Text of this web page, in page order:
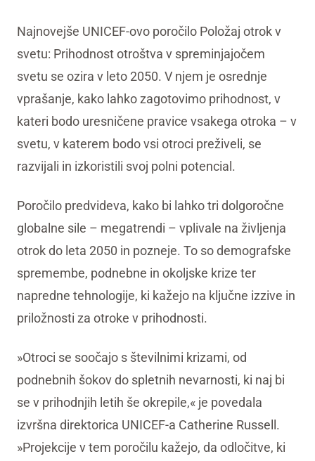
Najnovejše UNICEF-ovo poročilo Položaj otrok v
svetu: Prihodnost otroštva v spreminjajočem
svetu se ozira v leto 2050. V njem je osrednje
vprašanje, kako lahko zagotovimo prihodnost, v
kateri bodo uresničene pravice vsakega otroka – v
svetu, v katerem bodo vsi otroci preživeli, se
razvijali in izkoristili svoj polni potencial.
Poročilo predvideva, kako bi lahko tri dolgoročne
globalne sile – megatrendi – vplivale na življenja
otrok do leta 2050 in pozneje. To so demografske
spremembe, podnebne in okoljske krize ter
napredne tehnologije, ki kažejo na ključne izzive in
priložnosti za otroke v prihodnosti.
»Otroci se soočajo s številnimi krizami, od
podnebnih šokov do spletnih nevarnosti, ki naj bi
se v prihodnjih letih še okrepile,« je povedala
izvršna direktorica UNICEF-a Catherine Russell.
»Projekcije v tem poročilu kažejo, da odločitve, ki